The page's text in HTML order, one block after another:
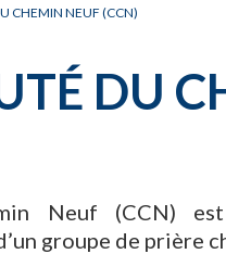
CHEMIN NEUF (CCN)
DU
Neuf (CCN)
groupe de prière